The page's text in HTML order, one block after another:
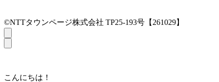
©NTTタウンページ株式会社 TP25-193号【261029】
こんにちは！